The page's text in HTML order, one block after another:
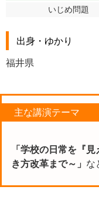
いじめ問題
出身・ゆかり
福井県
主な講演テーマ
「学校の日常を『
き方改革まで～」 な